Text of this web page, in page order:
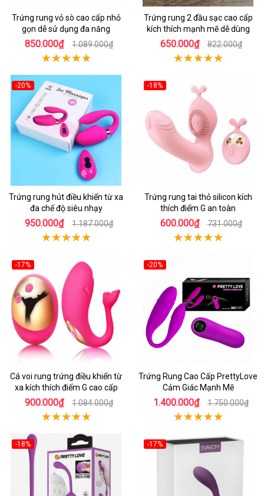
Trứng rung vỏ sò cao cấp nhỏ
gọn dễ sử dụng đa năng
850.000₫ 1.089.000₫
Trứng rung 2 đầu sạc cao cấp
kích thích mạnh mẽ dễ dùng
650.000₫ 822.000₫
-20%
Trứng rung hút điều khiển từ xa
đa chế độ siêu nhạy
950.000₫ 1.187.000₫
-18%
Trứng rung tai thỏ silicon kích
thích điểm G an toàn
600.000₫ 731.000₫
-17%
Cá voi rung trứng điều khiển từ
xa kích thích điểm G cao cấp
900.000₫ 1.084.000₫
-20%
Trứng Rung Cao Cấp PrettyLove
Cảm Giác Mạnh Mẽ
1.400.000₫ 1.750.000₫
-18% -17%